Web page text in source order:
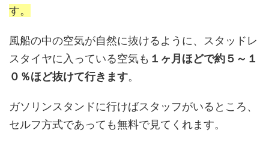
す。
風船の中の空気が自然に抜けるように、スタッドレ
スタイヤに入っている空気も １ヶ月ほどで約５～１
０％ほど抜けて行きます。
ガソリンスタンドに行けばスタッフがいるところ、
セルフ方式であっても無料で見てくれます。